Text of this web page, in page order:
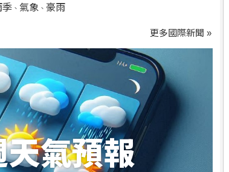
季 、 氣象、 豪雨
更多國際新聞 »
氣預報